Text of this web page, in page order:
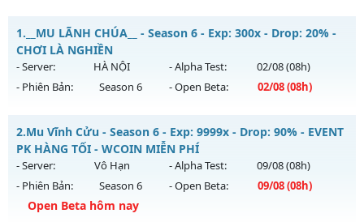
1. __MU LÃNH CHÚA__ - Season 6 - Exp: 300x - Drop: 20% -
CHƠI LÀ NGHIỀN
- Server: HÀ NỘI - Alpha Test: 02/08(08h)
- Phiên Bản:
Season 6 - Open Beta: 02/08(08h)
__MU LÃNH CHÚA__ - CHƠI LÀ NGHIỀN
Mu mới ra tháng 08 2026 - Mở máy chủ
ngày 02/08/2626
Exp: 300x - Drop: 20%
Kiểu reset: Reset In Game
2.Mu Vĩnh Cửu - Season 6 - Exp: 9999x - Drop: 90% - EVENT
PK HÀNG TỐI - WCOIN MIỄN PHÍ
- Server: Vô Hạn - Alpha Test: 09/08(08h)
- Phiên Bản:
Season 6 - Open Beta: 09/08(08h)
Open Beta hôm nay